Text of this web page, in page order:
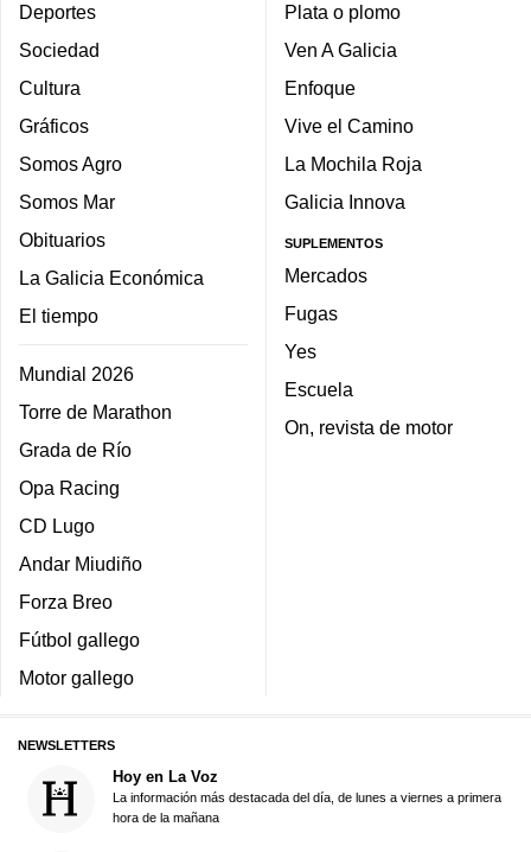
Deportes
Sociedad
Cultura
Gráficos
Somos Agro
Somos Mar
Obituarios
La Galicia Económica
El tiempo
Mundial 2026
Torre de Marathon
Grada de Río
Opa Racing
CD Lugo
Andar Miudiño
Forza Breo
Fútbol gallego
Motor gallego
Plata o plomo
Ven A Galicia
Enfoque
Vive el Camino
La Mochila Roja
Galicia Innova
SUPLEMENTOS
Mercados
Fugas
Yes
Escuela
On, revista de motor
NEWSLETTERS
Hoy en La Voz
La información más destacada del día, de lunes a viernes a primera
hora de la mañana